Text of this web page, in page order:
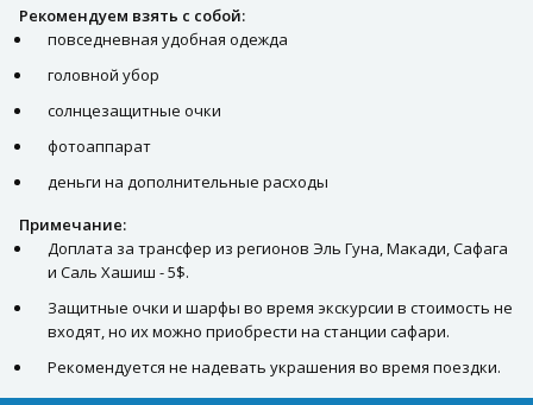
Рекомендуем взять с собой:
повседневная удобная одежда
головной убор
солнцезащитные очки
фотоаппарат
деньги на дополнительные расходы
Примечание:
Доплата за трансфер из регионов Эль Гуна, Макади, Сафага
и Саль Хашиш - 5$.
Защитные очки и шарфы во время экскурсии в стоимость не
входят, но их можно приобрести на станции сафари.
Рекомендуется не надевать украшения во время поездки.